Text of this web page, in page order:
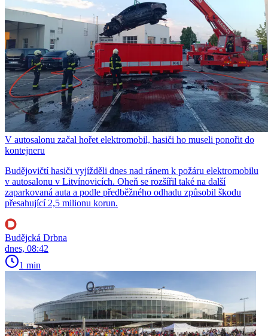
V autosalonu začal hořet elektromobil, hasiči ho museli ponořit do
kontejneru
Budějovičtí hasiči vyjížděli dnes nad ránem k požáru elektromobilu
v autosalonu v Litvínovicích. Oheň se rozšířil také na další
zaparkovaná auta a podle předběžného odhadu způsobil škodu
přesahující 2,5 milionu korun.
Budějcká Drbna
dnes, 08:42
1 min